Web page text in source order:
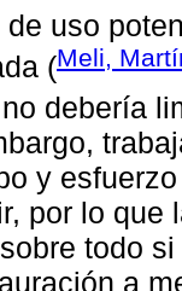
uso
(Meli,
debería
y
por lo
todo
a